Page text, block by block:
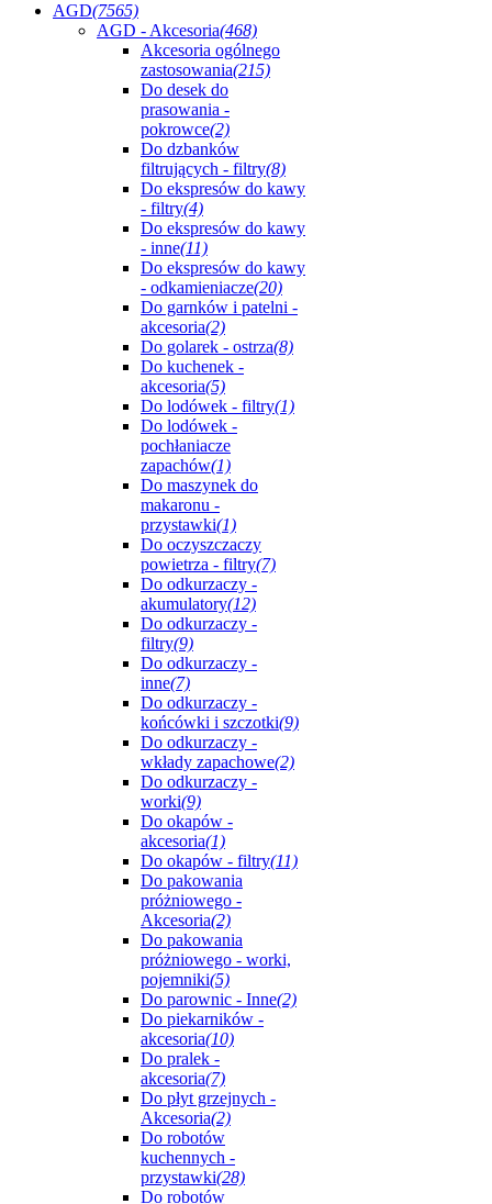
AGD(7565)
AGD - Akcesoria(468)
Akcesoria ogólnego
zastosowania(215)
Do desek do
prasowania -
pokrowce(2)
Do dzbanków
filtrujących - filtry(8)
Do ekspresów do kawy
- filtry(4)
Do ekspresów do kawy
- inne(11)
Do ekspresów do kawy
- odkamieniacze(20)
Do garnków i patelni -
akcesoria(2)
Do golarek - ostrza(8)
Do kuchenek -
akcesoria(5)
Do lodówek - filtry(1)
Do lodówek -
pochłaniacze
zapachów(1)
Do maszynek do
makaronu -
przystawki(1)
Do oczyszczaczy
powietrza - filtry(7)
Do odkurzaczy -
akumulatory(12)
Do odkurzaczy -
filtry(9)
Do odkurzaczy -
inne(7)
Do odkurzaczy -
końcówki i szczotki(9)
Do odkurzaczy -
wkłady zapachowe(2)
Do odkurzaczy -
worki(9)
Do okapów -
akcesoria(1)
Do okapów - filtry(11)
Do pakowania
próżniowego -
Akcesoria(2)
Do pakowania
próżniowego - worki,
pojemniki(5)
Do parownic - Inne(2)
Do piekarników -
akcesoria(10)
Do pralek -
akcesoria(7)
Do płyt grzejnych -
Akcesoria(2)
Do robotów
kuchennych -
przystawki(28)
Do robotów